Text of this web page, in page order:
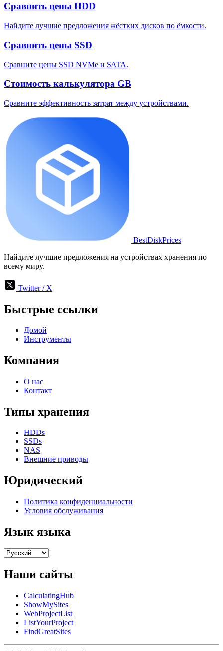
Сравнить цены HDD
Найдите лучшие предложения жёстких дисков по ёмкости.
Сравнить цены SSD
Сравните цены SSD NVMe и SATA.
Стоимость калькулятора GB
Сравните эффективность затрат между устройствами.
BestDiskPrices
Найдите лучшие предложения на устройствах хранения по
всему миру.
Twitter / X
Быстрые ссылки
Домой
Инструменты
Компания
О нас
Контакт
Типы хранения
HDDs
SSDs
NAS
Внешние приводы
Юридический
Политика конфиденциальности
Условия обслуживания
Язык языка
Наши сайты
CalculatingHub
ShowMySites
WebProjectList
ListYourProject
FindGreatSites